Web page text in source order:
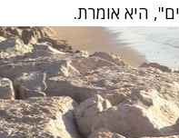
היא אומרת.